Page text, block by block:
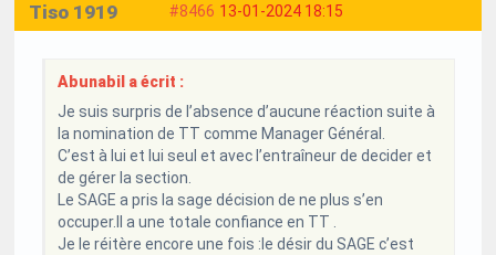
#8466 13-01-2024 18:15
Tiso 1919
Abunabil a écrit :
Je suis surpris de l’absence d’aucune réaction suite à
la nomination de TT comme Manager Général.
C’est à lui et lui seul et avec l’entraîneur de decider et
de gérer la section.
Le SAGE a pris la sage décision de ne plus s’en
occuper.Il a une totale confiance en TT .
Je le réitère encore une fois :le désir du SAGE c’est